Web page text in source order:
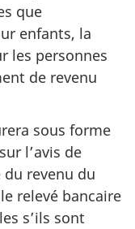
que
enfants, la
les personnes
de revenu
sous forme
l’avis de
revenu du
relevé bancaire
s’ils sont